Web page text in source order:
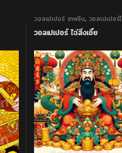
วอลเปเปอร์ เทพจีน, วอลเปเปอร์
เอี้ย
วอลเปเปอร์ ไฉ่สิ่งเอี้ย